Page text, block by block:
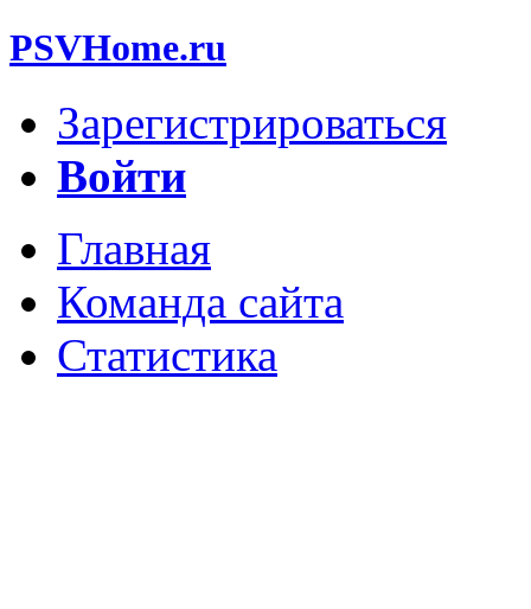
PSVHome.ru
Зарегистрироваться
Войти
Главная
Команда сайта
Статистика